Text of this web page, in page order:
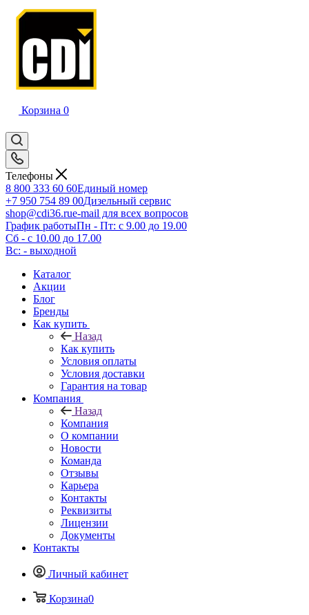
Корзина 0
Телефоны
8 800 333 60 60Единый номер
+7 950 754 89 00Дизельный сервис
shop@cdi36.rue-mail для всех вопросов
График работыПн - Пт: с 9.00 до 19.00
Сб - с 10.00 до 17.00
Вс: - выходной
Каталог
Акции
Блог
Бренды
Как купить
Назад
Как купить
Условия оплаты
Условия доставки
Гарантия на товар
Компания
Назад
Компания
О компании
Новости
Команда
Отзывы
Карьера
Контакты
Реквизиты
Лицензии
Документы
Контакты
Личный кабинет
Корзина0